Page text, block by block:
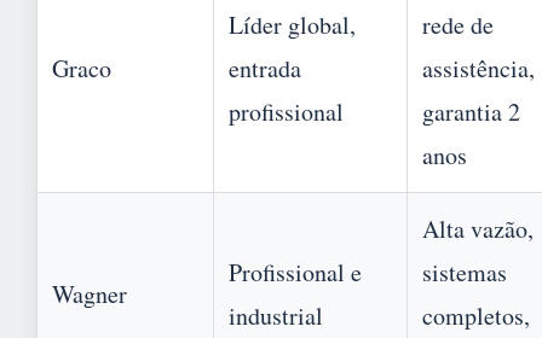
Graco
Líder global,
entrada
profissional
rede de
assistência,
garantia 2
anos
Wagner
Profissional e
industrial
Alta vazão,
sistemas
completos,